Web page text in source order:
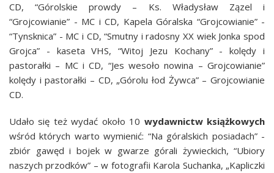
CD, “Górolskie prowdy – Ks. Władysław Zązel i
“Grojcowianie” - MC i CD, Kapela Góralska “Grojcowianie” -
“Tynsknica” - MC i CD, “Smutny i radosny XX wiek Jonka spod
Grojca” - kaseta VHS, “Witoj Jezu Kochany” - kolędy i
pastorałki – MC i CD, “Jes wesoło nowina – Grojcowianie”
kolędy i pastorałki – CD, „Górolu łod Żywca” – Grojcowianie
CD.
Udało się też wydać około 10 wydawnictw książkowych
wśród których warto wymienić: “Na góralskich posiadach” -
zbiór gawęd i bojek w gwarze górali żywieckich, “Ubiory
naszych przodków” – w fotografii Karola Suchanka, „Kapliczki